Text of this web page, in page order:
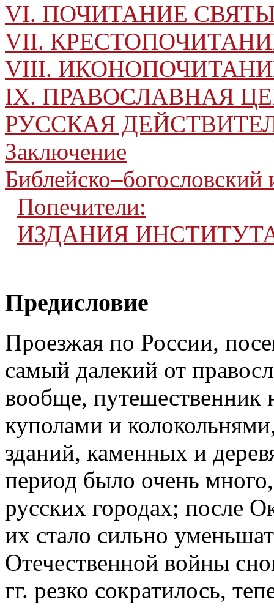
VI. ПОЧИТАНИЕ
VII.
VIII.
IX. ПРАВОСЛАВНАЯ
РУССКАЯ
Заключение
Библейско–богословский
Попечители:
ИЗДАНИЯ
Предисловие
Проезжая по России,
самый далекий от
вообще, путешественник
куполами и
зданий, каменных и
период было очень
русских городах; после
их стало сильно
Отечественной войны
гг. резко сократилось,